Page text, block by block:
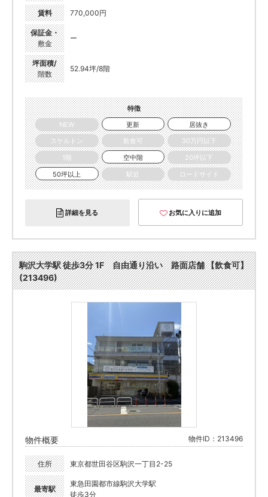
賃料 770,000円
保証金・
敷金
ー
坪面積/
階数
52.94坪/8階
特徴
NEW
更新
居抜き
スケルトン
飲食可
30万円以下
1階
空中階
20坪以下
50坪以上
駅近 ロードサイド
詳細を見る お気に入りに追加
駒沢大学駅 徒歩3分 1F 自由通り沿い 路面店舗 【飲食可】
(213496)
物件概要 物件ID：213496
住所 東京都世田谷区駒沢一丁目2-25
最寄駅
東急田園都市線駒沢大学駅
徒歩3分